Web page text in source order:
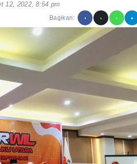
12, 2022, 8:54 pm
Bagikan: